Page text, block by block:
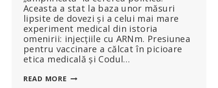
Aceasta a stat la baza unor măsuri
lipsite de dovezi și a celui mai mare
experiment medical din istoria
omenirii: injecțiile cu ARNm. Presiunea
pentru vaccinare a călcat în picioare
etica medicală și Codul…
READ MORE CODUL